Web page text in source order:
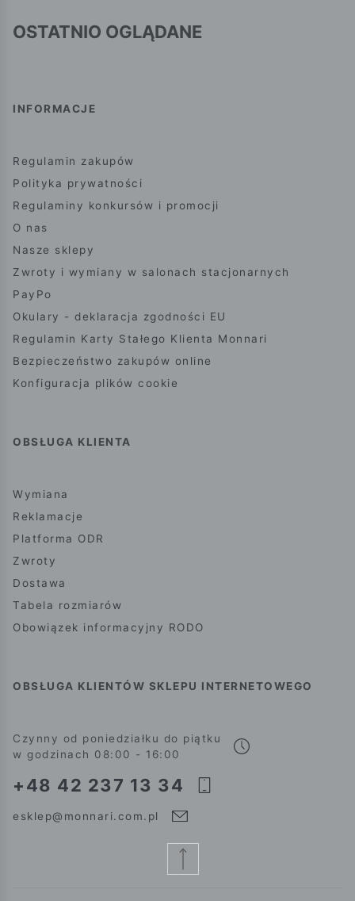
OSTATNIO OGLĄDANE
INFORMACJE
Regulamin zakupów
Polityka prywatności
Regulaminy konkursów i promocji
O nas
Nasze sklepy
Zwroty i wymiany w salonach stacjonarnych
PayPo
Okulary - deklaracja zgodności EU
Regulamin Karty Stałego Klienta Monnari
Bezpieczeństwo zakupów online
Konfiguracja plików cookie
OBSŁUGA KLIENTA
Wymiana
Reklamacje
Platforma ODR
Zwroty
Dostawa
Tabela rozmiarów
Obowiązek informacyjny RODO
OBSŁUGA KLIENTÓW SKLEPU INTERNETOWEGO
Czynny od poniedziałku do piątku
w godzinach 08:00 - 16:00
+48 42 237 13 34
esklep@monnari.com.pl